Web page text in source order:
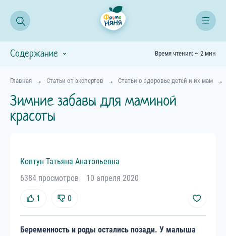
Главная Статьи от экспертов Статьи о здоровье детей и их мам
Зимние забавы для маминой
красоты
Ковтун Татьяна Анатольевна
6384 просмотров
10 апреля 2020
1 0
Беременность и роды остались позади. У малыша
Содержание Время чтения: ~ 2 мин